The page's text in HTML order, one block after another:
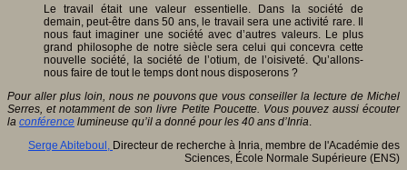
Le travail était une valeur essentielle. Dans la société de
demain, peut-être dans 50 ans, le travail sera une activité rare. Il
nous faut imaginer une société avec d’autres valeurs. Le plus
grand philosophe de notre siècle sera celui qui concevra cette
nouvelle société, la société de l’otium, de l’oisiveté. Qu’allons-
nous faire de tout le temps dont nous disposerons ?
Pour aller plus loin, nous ne pouvons que vous conseiller la lecture de Michel
Serres, et notamment de son livre Petite Poucette. Vous pouvez aussi écouter
la conférence lumineuse qu’il a donné pour les 40 ans d’Inria.
Serge Abiteboul, Directeur de recherche à Inria, membre de l'Académie des
Sciences, École Normale Supérieure (ENS)